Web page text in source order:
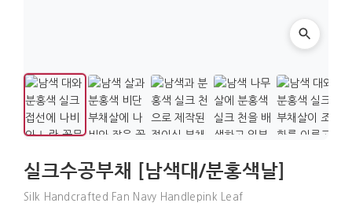
실크수공부채 [남색대/분홍색날]
Silk Handcrafted Fan Navy Handlepink Leaf